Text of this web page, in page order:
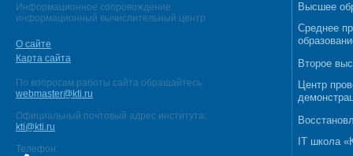
Информационное сопровождение:
информационный вычислительный центр
О сайте
Карта сайта
По вопросам работы сайта обращайтесь:
webmaster@kti.ru
Официальный почтовый адрес института:
kti@kti.ru
Телефон:
Высшее
Среднее
Второе
Центр
IT школа